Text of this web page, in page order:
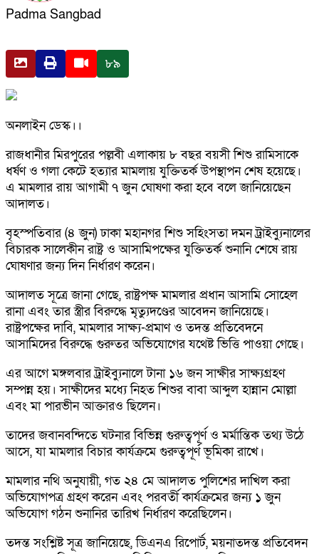
Padma Sangbad
৮৯
অনলাইন ডেস্ক।।
রাজধানীর মিরপুরের পল্লবী এলাকায় ৮ বছর বয়সী শিশু রামিসাকে
ধর্ষণ ও গলা কেটে হত্যার মামলায় যুক্তিতর্ক উপস্থাপন শেষ হয়েছে।
এ মামলার রায় আগামী ৭ জুন ঘোষণা করা হবে বলে জানিয়েছেন
আদালত।
বৃহস্পতিবার (৪ জুন) ঢাকা মহানগর শিশু সহিংসতা দমন ট্রাইব্যুনালের
বিচারক সালেকীন রাষ্ট্র ও আসামিপক্ষের যুক্তিতর্ক শুনানি শেষে রায়
ঘোষণার জন্য দিন নির্ধারণ করেন।
আদালত সূত্রে জানা গেছে, রাষ্ট্রপক্ষ মামলার প্রধান আসামি সোহেল
রানা এবং তার স্ত্রীর বিরুদ্ধে মৃত্যুদণ্ডের আবেদন জানিয়েছে।
রাষ্ট্রপক্ষের দাবি, মামলার সাক্ষ্য-প্রমাণ ও তদন্ত প্রতিবেদনে
আসামিদের বিরুদ্ধে গুরুতর অভিযোগের যথেষ্ট ভিত্তি পাওয়া গেছে।
এর আগে মঙ্গলবার ট্রাইব্যুনালে টানা ১৬ জন সাক্ষীর সাক্ষ্যগ্রহণ
সম্পন্ন হয়। সাক্ষীদের মধ্যে নিহত শিশুর বাবা আব্দুল হান্নান মোল্লা
এবং মা পারভীন আক্তারও ছিলেন।
তাদের জবানবন্দিতে ঘটনার বিভিন্ন গুরুত্বপূর্ণ ও মর্মান্তিক তথ্য উঠে
আসে, যা মামলার বিচার কার্যক্রমে গুরুত্বপূর্ণ ভূমিকা রাখে।
মামলার নথি অনুযায়ী, গত ২৪ মে আদালত পুলিশের দাখিল করা
অভিযোগপত্র গ্রহণ করেন এবং পরবর্তী কার্যক্রমের জন্য ১ জুন
অভিযোগ গঠন শুনানির তারিখ নির্ধারণ করেছিলেন।
তদন্ত সংশ্লিষ্ট সূত্র জানিয়েছে, ডিএনএ রিপোর্ট, ময়নাতদন্ত প্রতিবেদন